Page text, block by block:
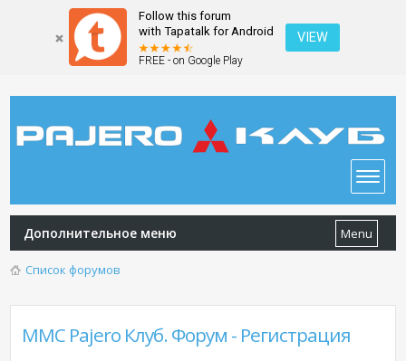
Follow this forum
with Tapatalk for Android
FREE - on Google Play
VIEW
Дополнительное меню Menu
Список форумов
MMC Pajero Клуб. Форум - Регистрация